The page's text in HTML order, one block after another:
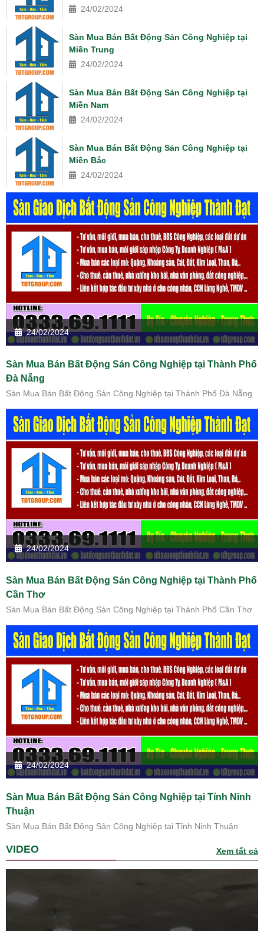
24/02/2024
Sàn Mua Bán Bất Động Sản Công Nghiệp tại
Miền Trung
24/02/2024
Sàn Mua Bán Bất Động Sản Công Nghiệp tại
Miền Nam
24/02/2024
Sàn Mua Bán Bất Động Sản Công Nghiệp tại
Miền Bắc
24/02/2024
24/02/2024
Sàn Mua Bán Bất Động Sản Công Nghiệp tại Thành Phố
Đà Nẵng
Sàn Mua Bán Bất Động Sản Công Nghiệp tại Thành Phố Đà Nẵng
24/02/2024
Sàn Mua Bán Bất Động Sản Công Nghiệp tại Thành Phố
Cần Thơ
Sàn Mua Bán Bất Động Sản Công Nghiệp tại Thành Phố Cần Thơ
24/02/2024
Sàn Mua Bán Bất Động Sản Công Nghiệp tại Tỉnh Ninh
Thuận
Sàn Mua Bán Bất Động Sản Công Nghiệp tại Tỉnh Ninh Thuận
VIDEO Xem tất cả